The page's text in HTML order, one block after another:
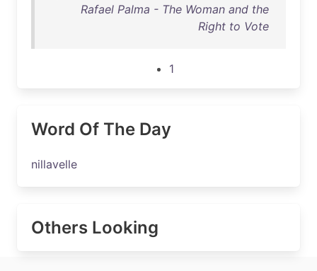
Rafael Palma - The Woman and the
Right to Vote
1
Word Of The Day
nillavelle
Others Looking